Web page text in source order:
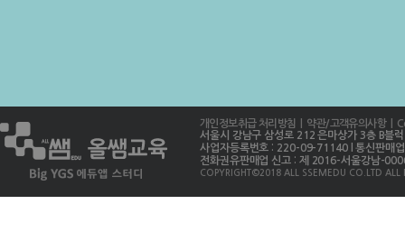
개인정보취급 처리방침 | 약관/고객유의사항|
서울시 강남구 삼성로 212 은마상가 3층 B
사업자등록번호 : 220-09-71140 l 통신판매
전화권유판매업 신고 : 제 2016-서울강남-
COPYRIGHT©2018 ALL SSEMEDU CO.LTD ALL